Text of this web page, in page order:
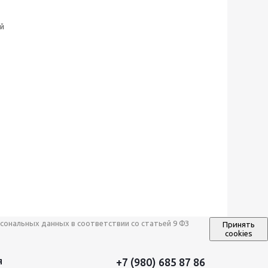
данных в соответствии со статьей 9 ФЗ
Принять
cookies
+7 (980) 685 87 86